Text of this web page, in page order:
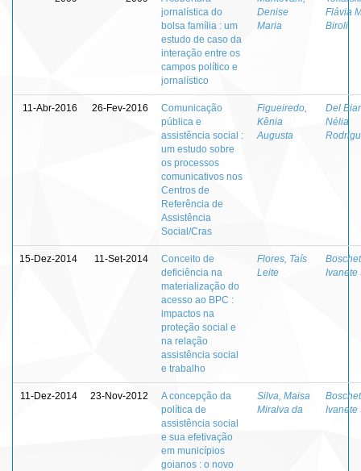
jornalística do
bolsa família : um
estudo de caso da
interação entre os
campos político e
jornalístico
Denise
Maria
Flávia
Biroli
11-Abr-2016 26-Fev-2016
Comunicação
pública e
assistência social :
um estudo sobre
os processos
comunicativos nos
Centros de
Referência de
Assistência
Social/Cras
Figueiredo,
Kênia
Augusta
Del
Nélia
15-Dez-2014 11-Set-2014
Conceito de
deficiência na
materialização do
acesso ao BPC :
impactos na
proteção social e
na relação
assistência social
e trabalho
Flores, Taís
Leite
Ivanete
11-Dez-2014 23-Nov-2012
A concepção da
política de
assistência social
e sua efetivação
em municípios
goianos : o novo
Silva, Maisa
Miralva da
Ivanete